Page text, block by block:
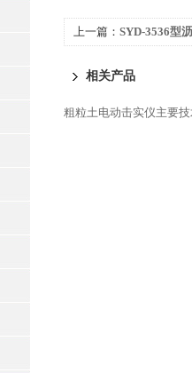
上一篇： SYD-3536型
相关产品
粗粒土电动击实仪主要